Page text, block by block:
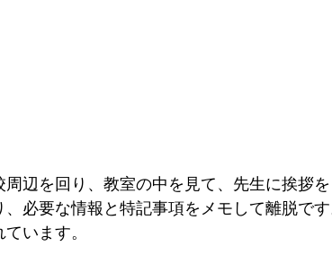
辺を回り、教室の中を見て、先生に挨拶を
必要な情報と特記事項をメモして離脱です
います。